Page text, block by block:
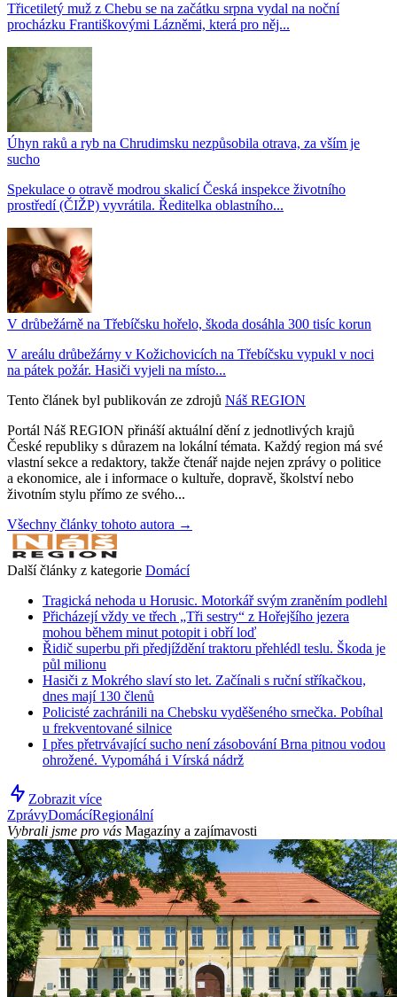
Třicetiletý muž z Chebu se na začátku srpna vydal na noční
procházku Františkovými Lázněmi, která pro něj...
Úhyn raků a ryb na Chrudimsku nezpůsobila otrava, za vším je
sucho
Spekulace o otravě modrou skalicí Česká inspekce životního
prostředí (ČIŽP) vyvrátila. Ředitelka oblastního...
V drůbežárně na Třebíčsku hořelo, škoda dosáhla 300 tisíc korun
V areálu drůbežárny v Kožichovicích na Třebíčsku vypukl v noci
na pátek požár. Hasiči vyjeli na místo...
Tento článek byl publikován ze zdrojů Náš REGION
Portál Náš REGION přináší aktuální dění z jednotlivých krajů
České republiky s důrazem na lokální témata. Každý region má své
vlastní sekce a redaktory, takže čtenář najde nejen zprávy o politice
a ekonomice, ale i informace o kultuře, dopravě, školství nebo
životním stylu přímo ze svého...
Všechny články tohoto autora →
Další články z kategorie Domácí
Tragická nehoda u Horusic. Motorkář svým zraněním podlehl
Přicházejí vždy ve třech „Tři sestry“ z Hořejšího jezera
mohou během minut potopit i obří loď
Řidič superbu při předjíždění traktoru přehlédl teslu. Škoda je
půl milionu
Hasiči z Mokrého slaví sto let. Začínali s ruční stříkačkou,
dnes mají 130 členů
Policisté zachránili na Chebsku vyděšeného srnečka. Pobíhal
u frekventované silnice
I přes přetrvávající sucho není zásobování Brna pitnou vodou
ohrožené. Vypomáhá i Vírská nádrž
Zobrazit více
ZprávyDomácíRegionální
Vybrali jsme pro vás Magazíny a zajímavosti